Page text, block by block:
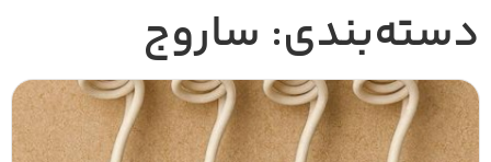
دسته‌بندی: ساروج